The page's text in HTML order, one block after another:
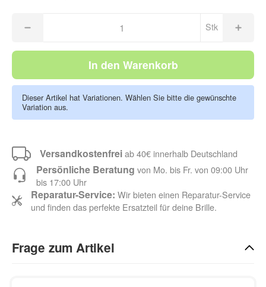
Stk
In den Warenkorb
Dieser Artikel hat Variationen. Wählen Sie bitte die gewünschte
Variation aus.
Versandkostenfreiab 40€ innerhalb Deutschland
Persönliche Beratung von Mo. bis Fr. von 09:00 Uhr
bis 17:00 Uhr
Reparatur-Service: Wir bieten einen Reparatur-Service
und finden das perfekte Ersatzteil für deine Brille.
Frage zum Artikel